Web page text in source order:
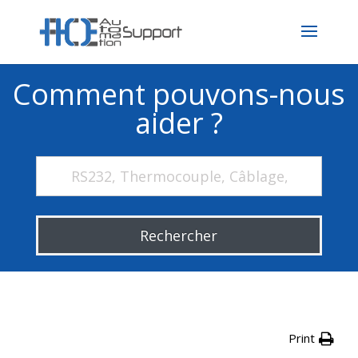
Comment pouvons-nous
aider ?
Rechercher
Print